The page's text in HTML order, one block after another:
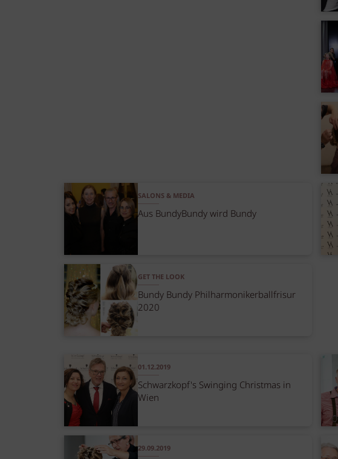
SALONS & MEDIA
Aus BundyBundy wird Bundy
GET THE LOOK
Bundy Bundy Philharmonikerballfrisur
2020
01.12.2019
Schwarzkopf's Swinging Christmas in
Wien
29.09.2019